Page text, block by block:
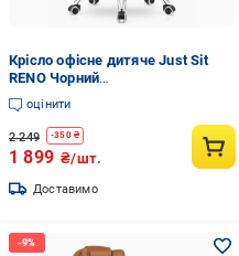
Крісло офісне дитяче Just Sit
RENO Чорний
(p1752697488_kalaNM)
оцінити
2 249 -350₴
1 899 ₴/шт.
Доставимо